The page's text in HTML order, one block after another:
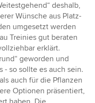
deshalb,
Wünsche aus Platz-
umgesetzt werden
Treinies gut beraten
erklärt.
geworden und
- so sollte es auch sein.
auch für die Pflanzen
Optionen präsentiert,